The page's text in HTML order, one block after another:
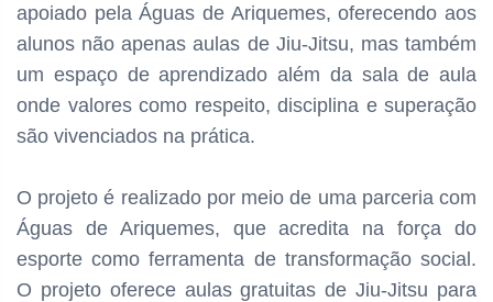
apoiado pela Águas de Ariquemes, oferecendo aos
alunos não apenas aulas de Jiu-Jitsu, mas também
um espaço de aprendizado além da sala de aula
onde valores como respeito, disciplina e superação
são vivenciados na prática.
O projeto é realizado por meio de uma parceria com
Águas de Ariquemes, que acredita na força do
esporte como ferramenta de transformação social.
O projeto oferece aulas gratuitas de Jiu-Jitsu para